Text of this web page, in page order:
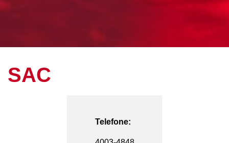
SAC
Telefone: